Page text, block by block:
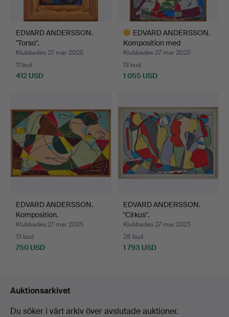
EDVARD ANDERSSON.
"Torso".
Klubbades 27 mar 2025
11 bud
412 USD
EDVARD ANDERSSON.
Komposition med
sittande…
Klubbades 27 mar 2025
13 bud
1 055 USD
EDVARD ANDERSSON.
Komposition.
Klubbades 27 mar 2025
13 bud
750 USD
EDVARD ANDERSSON.
"Cirkus".
Klubbades 27 mar 2025
28 bud
1 793 USD
Auktionsarkivet
Du söker i vårt arkiv över avslutade auktioner.